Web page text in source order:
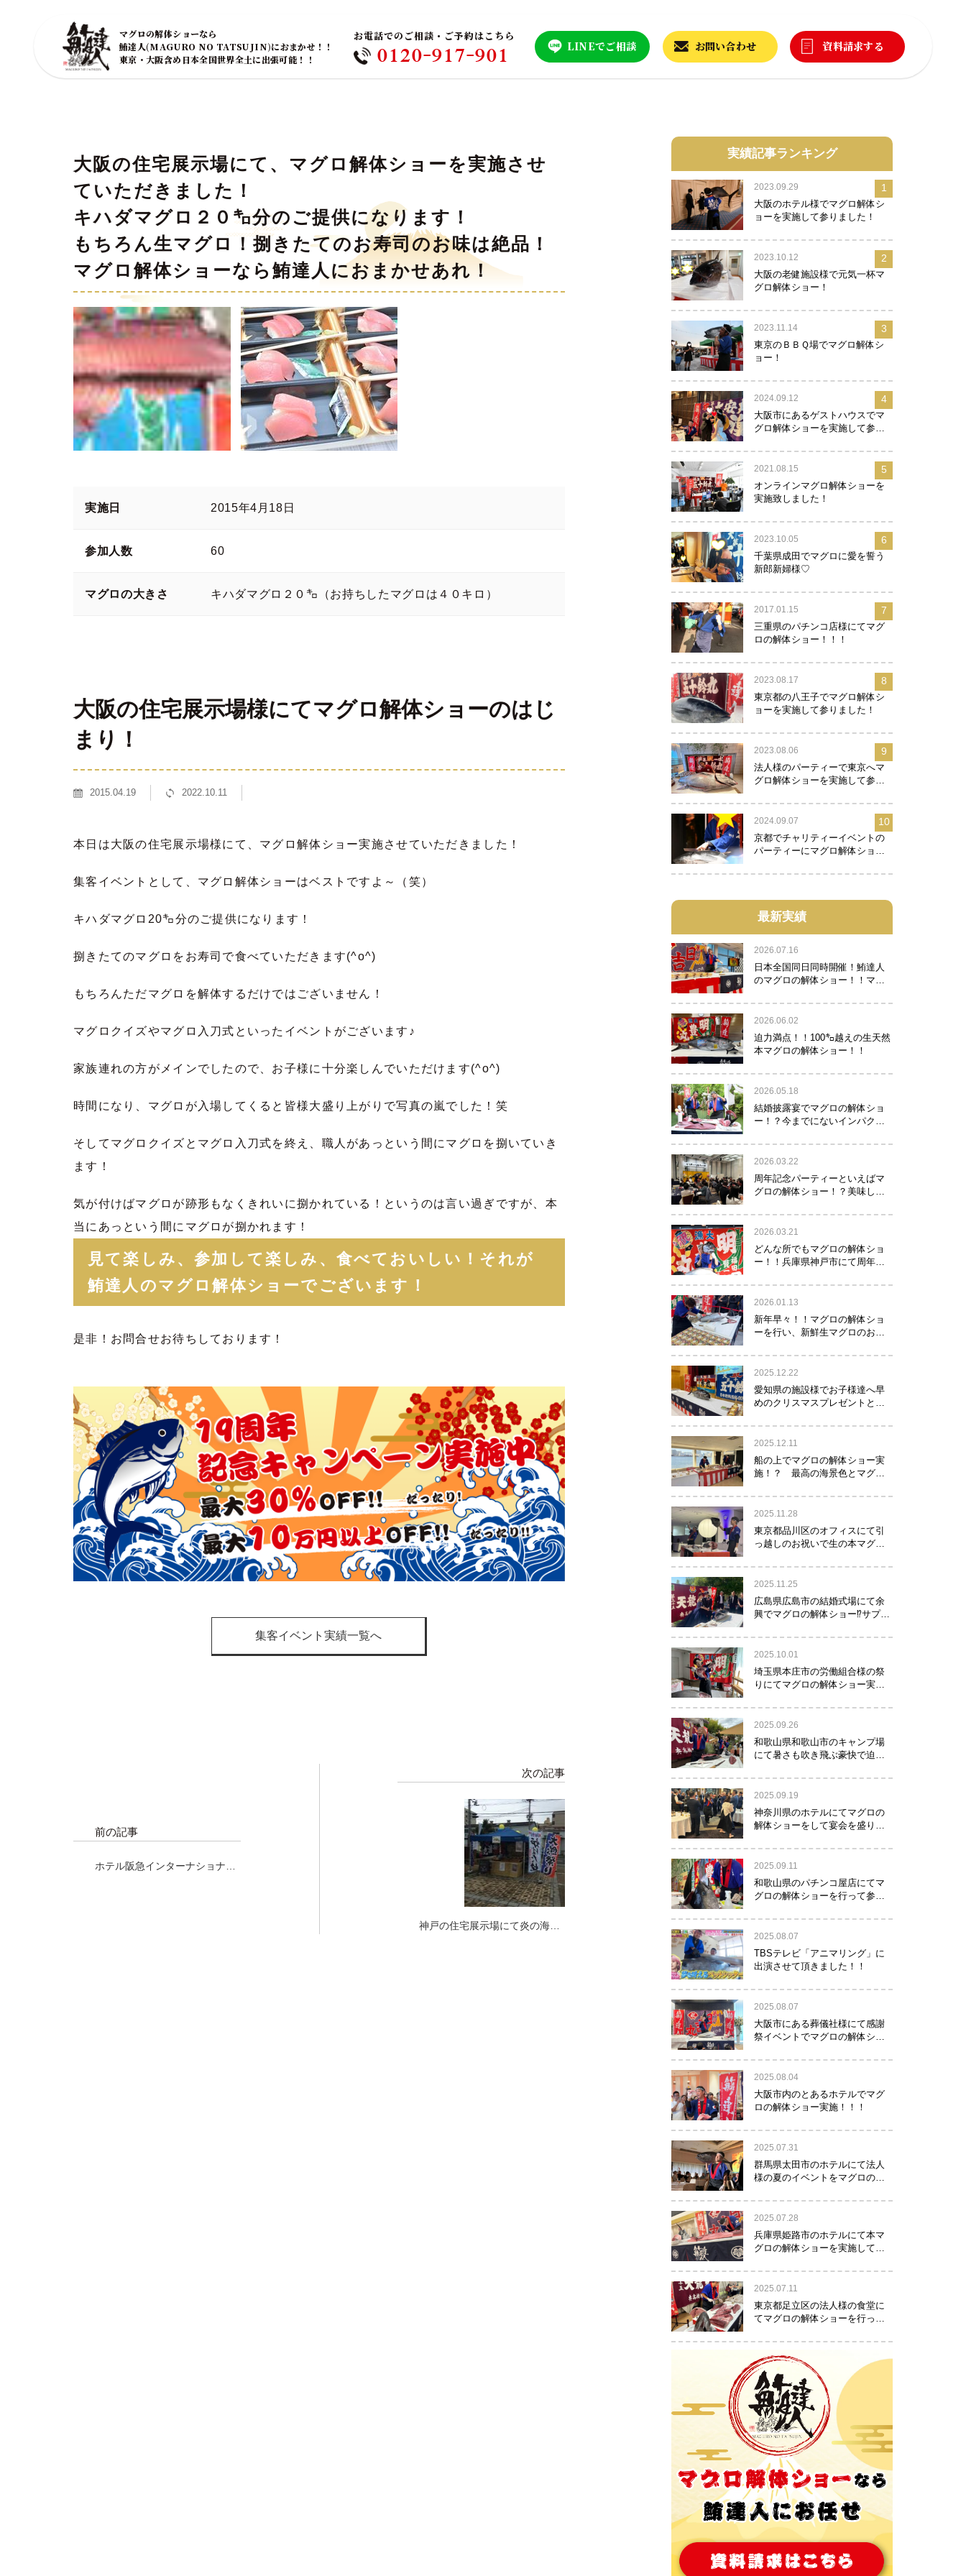
マグロの解体ショーなら
鮪達人(MAGURO NO TATSUJIN)におまかせ！！
東京・大阪含め日本全国世界全土に出張可能！！
お電話でのご相談・ご予約はこちら
0120-917-901 LINEでご相談 お問い合わせ 資料請求する
大阪の住宅展示場にて、マグロ解体ショーを実施させ
ていただきました！
キハダマグロ２０㌔分のご提供になります！
もちろん生マグロ！捌きたてのお寿司のお味は絶品！
マグロ解体ショーなら鮪達人におまかせあれ！
実施日 2015年4月18日
参加人数 60
マグロの大きさ キハダマグロ２０㌔（お持ちしたマグロは４０キロ）
大阪の住宅展示場様にてマグロ解体ショーのはじ
まり！
2015.04.19 2022.10.11
本日は大阪の住宅展示場様にて、マグロ解体ショー実施させていただきました！
集客イベントとして、マグロ解体ショーはベストですよ～（笑）
キハダマグロ20㌔分のご提供になります！
捌きたてのマグロをお寿司で食べていただきます(^o^)
もちろんただマグロを解体するだけではございません！
マグロクイズやマグロ入刀式といったイベントがございます♪
家族連れの方がメインでしたので、お子様に十分楽しんでいただけます(^o^)
時間になり、マグロが入場してくると皆様大盛り上がりで写真の嵐でした！笑
そしてマグロクイズとマグロ入刀式を終え、職人があっという間にマグロを捌いていき
ます！
気が付けばマグロが跡形もなくきれいに捌かれている！というのは言い過ぎですが、本
当にあっという間にマグロが捌かれます！
見て楽しみ、参加して楽しみ、食べておいしい！それが
鮪達人のマグロ解体ショーでございます！
是非！お問合せお待ちしております！
集客イベント実績一覧へ
前の記事
ホテル阪急インターナショナル
次の記事
神戸の住宅展示場にて炎の海鮮
実績記事ランキング
2023.09.29
大阪のホテル様でマグロ解体シ
ョーを実施して参りました！
1
2023.10.12
大阪の老健施設様で元気一杯マ
グロ解体ショー！
2
2023.11.14
東京のＢＢＱ場でマグロ解体シ
ョー！
3
2024.09.12
大阪市にあるゲストハウスでマ
グロ解体ショーを実施して参り
4
2021.08.15
オンラインマグロ解体ショーを
実施致しました！
5
2023.10.05
千葉県成田でマグロに愛を誓う
新郎新婦様♡
6
2017.01.15
三重県のパチンコ店様にてマグ
ロの解体ショー！！！
7
2023.08.17
東京都の八王子でマグロ解体シ
ョーを実施して参りました！
8
2023.08.06
法人様のパーティーで東京へマ
グロ解体ショーを実施して参り
9
2024.09.07
京都でチャリティーイベントの
パーティーにマグロ解体ショー
10
最新実績
2026.07.16
日本全国同日同時開催！鮪達人
のマグロの解体ショー！！マグ
2026.06.02
迫力満点！！100㌔越えの生天然
本マグロの解体ショー！！
2026.05.18
結婚披露宴でマグロの解体ショ
ー！？今までにないインパクト
スメ！！
2026.03.22
周年記念パーティーといえばマ
グロの解体ショー！？美味し
2026.03.21
どんな所でもマグロの解体ショ
ー！！兵庫県神戸市にて周年記
て参りました！！
2026.01.13
新年早々！！マグロの解体ショ
ーを行い、新鮮生マグロのお寿
舞い！！！
2025.12.22
愛知県の施設様でお子様達へ早
めのクリスマスプレゼントとし
施！？
2025.12.11
船の上でマグロの解体ショー実
施！？ 最高の海景色とマグロ
2025.11.28
東京都品川区のオフィスにて引
っ越しのお祝いで生の本マグロ
体ショーを行いお祝いしてまい
りました
2025.11.25
広島県広島市の結婚式場にて余
興でマグロの解体ショー⁉サプラ
場！！！
2025.10.01
埼玉県本庄市の労働組合様の祭
りにてマグロの解体ショー実施
2025.09.26
和歌山県和歌山市のキャンプ場
にて暑さも吹き飛ぶ豪快で迫力
しました。
2025.09.19
神奈川県のホテルにてマグロの
解体ショーをして宴会を盛り上
た。
2025.09.11
和歌山県のパチンコ屋店にてマ
グロの解体ショーを行って参り
2025.08.07
TBSテレビ「アニマリング」に
出演させて頂きました！！
2025.08.07
大阪市にある葬儀社様にて感謝
祭イベントでマグロの解体ショ
2025.08.04
大阪市内のとあるホテルでマグ
ロの解体ショー実施！！！
2025.07.31
群馬県太田市のホテルにて法人
様の夏のイベントをマグロの解
た！！
2025.07.28
兵庫県姫路市のホテルにて本マ
グロの解体ショーを実施して参
2025.07.11
東京都足立区の法人様の食堂に
てマグロの解体ショーを行って